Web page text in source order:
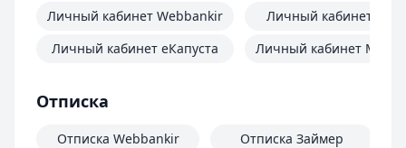
Личный кабинет Webbankir
Личный кабинет еКапуста
Личный кабинет
Личный кабинет
Отписка
Отписка Webbankir
Отписка Займер